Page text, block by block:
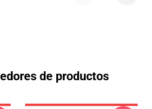
de productos